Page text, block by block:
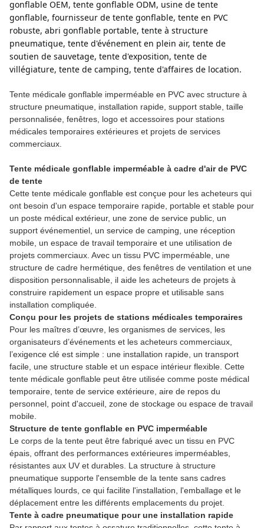
gonflable OEM, tente gonflable ODM, usine de tente
gonflable, fournisseur de tente gonflable, tente en PVC
robuste, abri gonflable portable, tente à structure
pneumatique, tente d'événement en plein air, tente de
soutien de sauvetage, tente d'exposition, tente de
villégiature, tente de camping, tente d'affaires de location.
Tente médicale gonflable imperméable en PVC avec structure à
structure pneumatique, installation rapide, support stable, taille
personnalisée, fenêtres, logo et accessoires pour stations
médicales temporaires extérieures et projets de services
commerciaux.
Tente médicale gonflable imperméable à cadre d'air de PVC
de tente
Cette tente médicale gonflable est conçue pour les acheteurs qui
ont besoin d'un espace temporaire rapide, portable et stable pour
un poste médical extérieur, une zone de service public, un
support événementiel, un service de camping, une réception
mobile, un espace de travail temporaire et une utilisation de
projets commerciaux. Avec un tissu PVC imperméable, une
structure de cadre hermétique, des fenêtres de ventilation et une
disposition personnalisable, il aide les acheteurs de projets à
construire rapidement un espace propre et utilisable sans
installation compliquée.
Conçu pour les projets de stations médicales temporaires
Pour les maîtres d’œuvre, les organismes de services, les
organisateurs d’événements et les acheteurs commerciaux,
l’exigence clé est simple : une installation rapide, un transport
facile, une structure stable et un espace intérieur flexible. Cette
tente médicale gonflable peut être utilisée comme poste médical
temporaire, tente de service extérieure, aire de repos du
personnel, point d'accueil, zone de stockage ou espace de travail
mobile.
Structure de tente gonflable en PVC imperméable
Le corps de la tente peut être fabriqué avec un tissu en PVC
épais, offrant des performances extérieures imperméables,
résistantes aux UV et durables. La structure à structure
pneumatique supporte l'ensemble de la tente sans cadres
métalliques lourds, ce qui facilite l'installation, l'emballage et le
déplacement entre les différents emplacements du projet.
Tente à cadre pneumatique pour une installation rapide